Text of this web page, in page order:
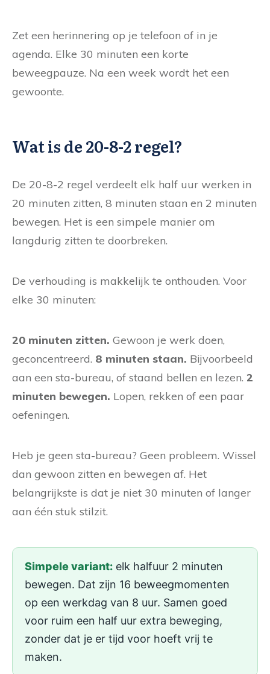
Zet een herinnering op je telefoon of in je
agenda. Elke 30 minuten een korte
beweegpauze. Na een week wordt het een
gewoonte.
Wat is de 20-8-2 regel?
De 20-8-2 regel verdeelt elk half uur werken in
20 minuten zitten, 8 minuten staan en 2 minuten
bewegen. Het is een simpele manier om
langdurig zitten te doorbreken.
De verhouding is makkelijk te onthouden. Voor
elke 30 minuten:
20 minuten zitten. Gewoon je werk doen,
geconcentreerd. 8 minuten staan. Bijvoorbeeld
aan een sta-bureau, of staand bellen en lezen. 2
minuten bewegen. Lopen, rekken of een paar
oefeningen.
Heb je geen sta-bureau? Geen probleem. Wissel
dan gewoon zitten en bewegen af. Het
belangrijkste is dat je niet 30 minuten of langer
aan één stuk stilzit.
Simpele variant: elk halfuur 2 minuten
bewegen. Dat zijn 16 beweegmomenten
op een werkdag van 8 uur. Samen goed
voor ruim een half uur extra beweging,
zonder dat je er tijd voor hoeft vrij te
maken.